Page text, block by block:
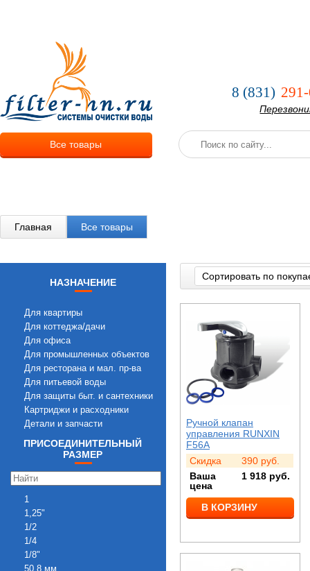
Все товары
8 (831)
Главная Все товары
НАЗНАЧЕНИЕ
Для квартиры
Для коттеджа/дачи
Для офиса
Для промышленных объектов
Для ресторана и мал. пр-ва
Для питьевой воды
Для защиты быт. и сантехники
Картриджи и расходники
Детали и запчасти
ПРИСОЕДИНИТЕЛЬНЫЙ
РАЗМЕР
1
1,25"
1/2
1/4
1/8"
50,8 мм
Сортировать по
Ручной клапан
управления RUNXIN
F56A
Скидка
390 руб.
Ваша
цена
1 918 руб.
В КОРЗИНУ